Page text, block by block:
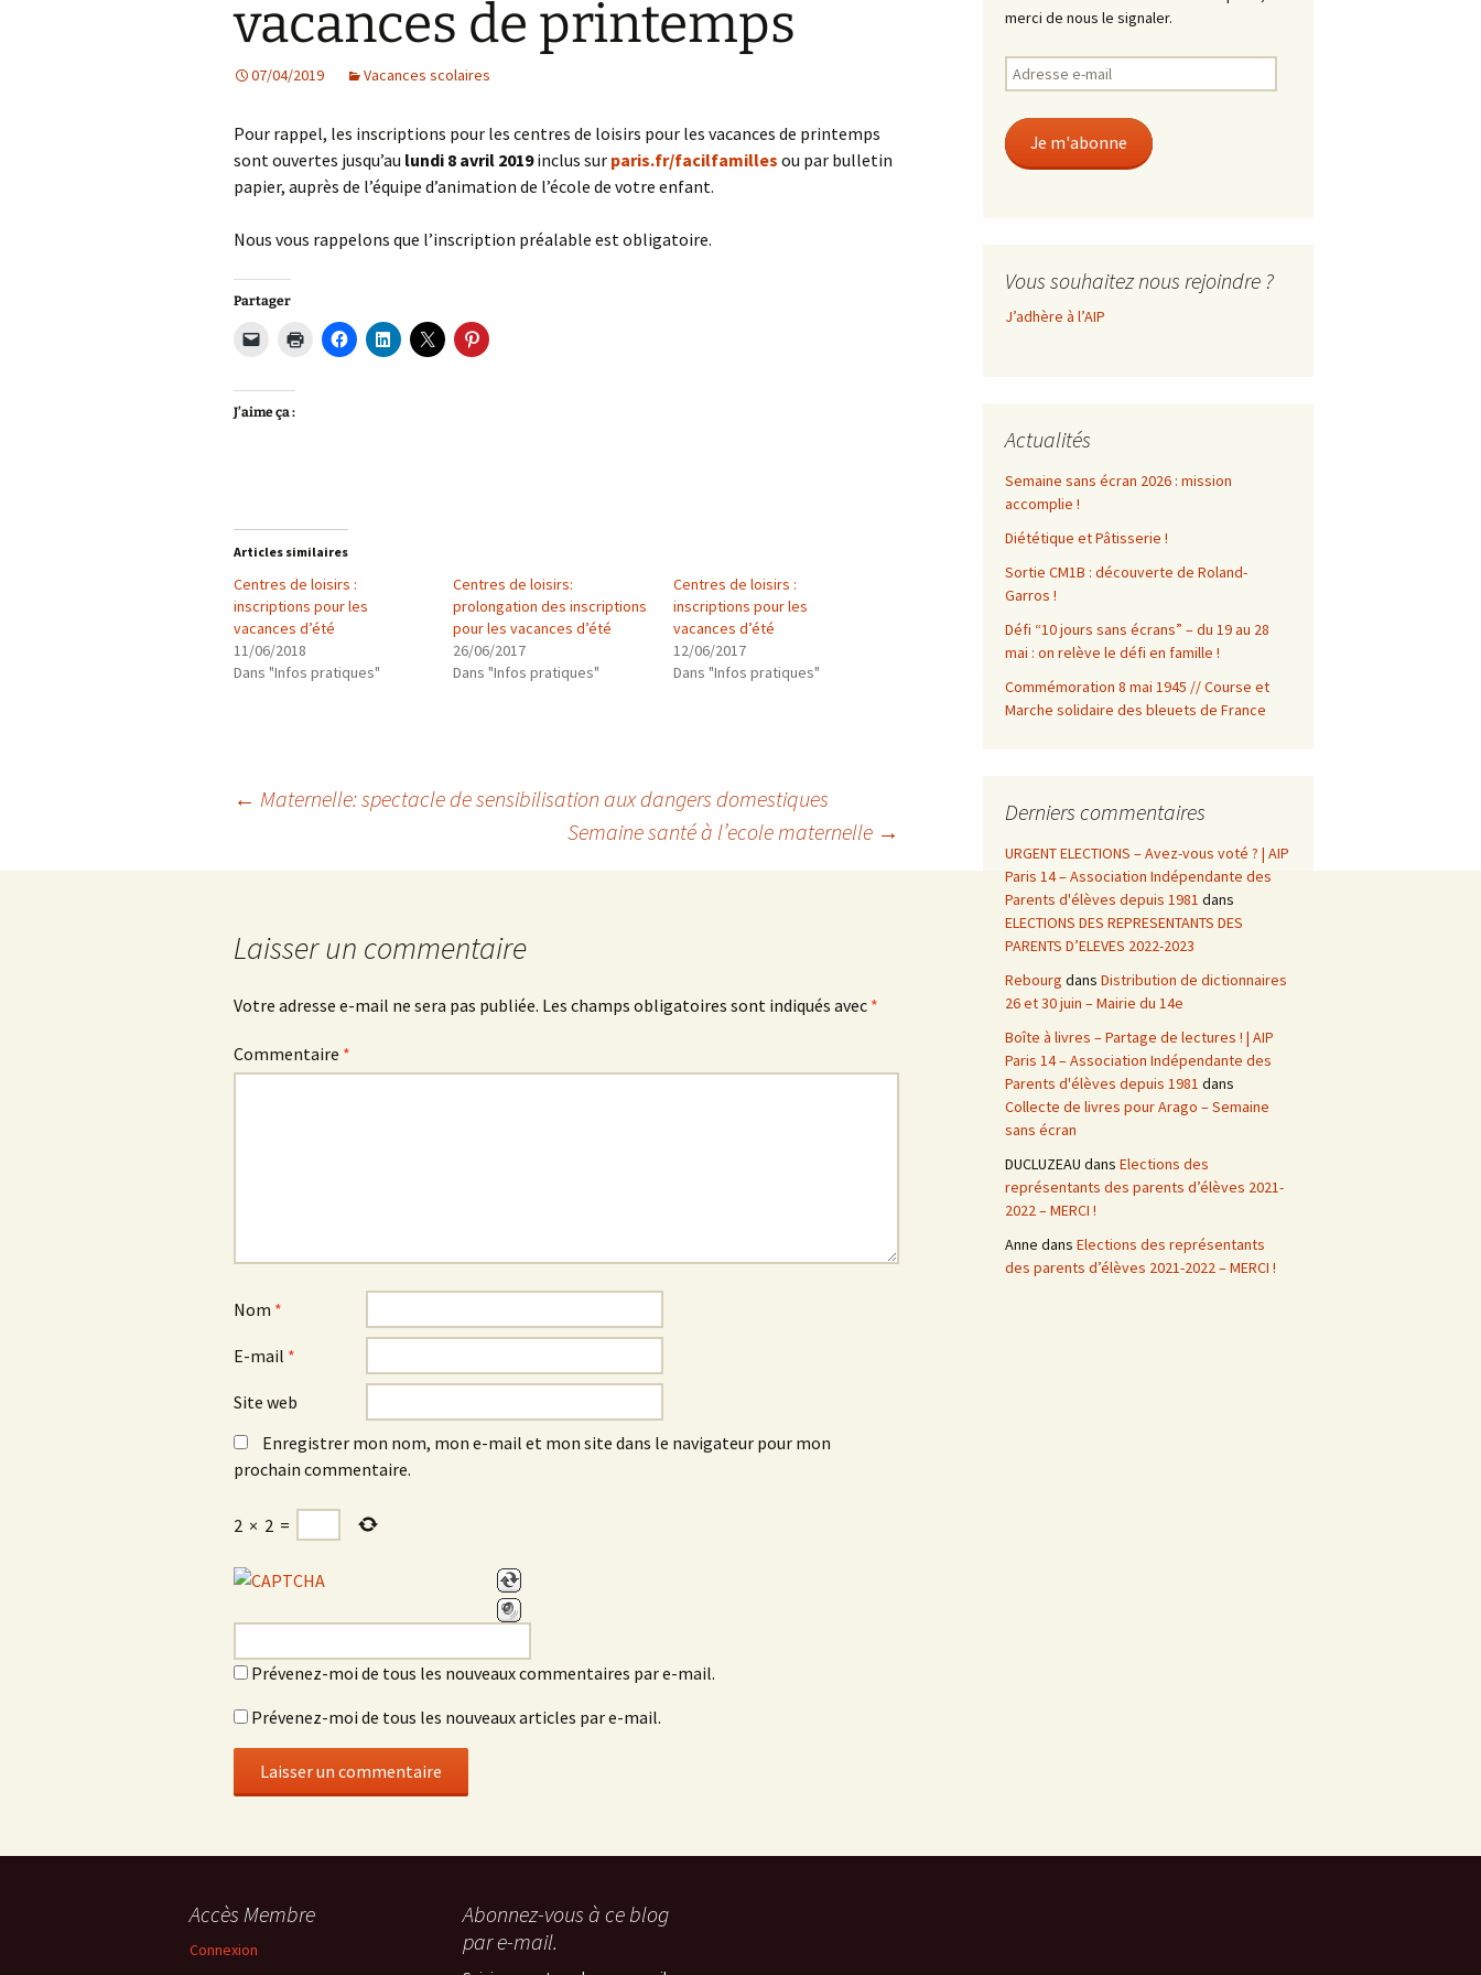
L’équipe AIP Maternelle
Jean Dolent
L’équipe AIP Collège
Saint Exupéry
Les projets La philo à l’école, un
projet culturel et citoyen
Classe bi-langues au
Collège
Ouverture du Jardin de
l’Observatoire
Débats et réflexions
Nous rejoindre
Contact
Ligne éditoriale
vacances de printemps
07/04/2019 Vacances scolaires
Pour rappel, les inscriptions pour les centres de loisirs pour les vacances de printemps
sont ouvertes jusqu’au lundi 8 avril 2019inclus sur paris.fr/facilfamilles ou par bulletin
papier, auprès de l’équipe d’animation de l’école de votre enfant.
Nous vous rappelons que l’inscription préalable est obligatoire.
Partager
J’aime ça :
Articles similaires
Centres de loisirs :
inscriptions pour les
vacances d’été
11/06/2018
Dans "Infos pratiques"
Centres de loisirs:
prolongation des inscriptions
pour les vacances d’été
26/06/2017
Dans "Infos pratiques"
Centres de loisirs :
inscriptions pour les
vacances d’été
12/06/2017
Dans "Infos pratiques"
Navigation
des
← Maternelle: spectacle de sensibilisation aux dangers domestiques
Semaine santé à l’ecole maternelle →
Laisser un commentaire
Votre adresse e-mail ne sera pas publiée. Les champs obligatoires sont indiqués avec *
Commentaire *
Nom *
E-mail *
Site web
Enregistrer mon nom, mon e-mail et mon site dans le navigateur pour mon
prochain commentaire.
2 × 2 =
Prévenez-moi de tous les nouveaux commentaires par e-mail.
Prévenez-moi de tous les nouveaux articles par e-mail.
merci de nous le signaler.
Adresse
e-
Je m'abonne
Vous souhaitez nous rejoindre ?
J’adhère à l’AIP
Actualités
Semaine sans écran 2026 : mission
accomplie !
Diététique et Pâtisserie !
Sortie CM1B : découverte de Roland-
Garros !
Défi “10 jours sans écrans” – du 19 au 28
mai : on relève le défi en famille !
Commémoration 8 mai 1945 // Course et
Marche solidaire des bleuets de France
Derniers commentaires
URGENT ELECTIONS – Avez-vous voté ? | AIP
Paris 14 – Association Indépendante des
Parents d'élèves depuis 1981 dans
ELECTIONS DES REPRESENTANTS DES
PARENTS D’ELEVES 2022-2023
Rebourg dans Distribution de dictionnaires
26 et 30 juin – Mairie du 14e
Boîte à livres – Partage de lectures ! | AIP
Paris 14 – Association Indépendante des
Parents d'élèves depuis 1981 dans
Collecte de livres pour Arago – Semaine
sans écran
DUCLUZEAU dans Elections des
représentants des parents d’élèves 2021-
2022 – MERCI !
Anne dans Elections des représentants
des parents d’élèves 2021-2022 – MERCI !
Accès Membre
Connexion
Abonnez-vous à ce blog
par e-mail.